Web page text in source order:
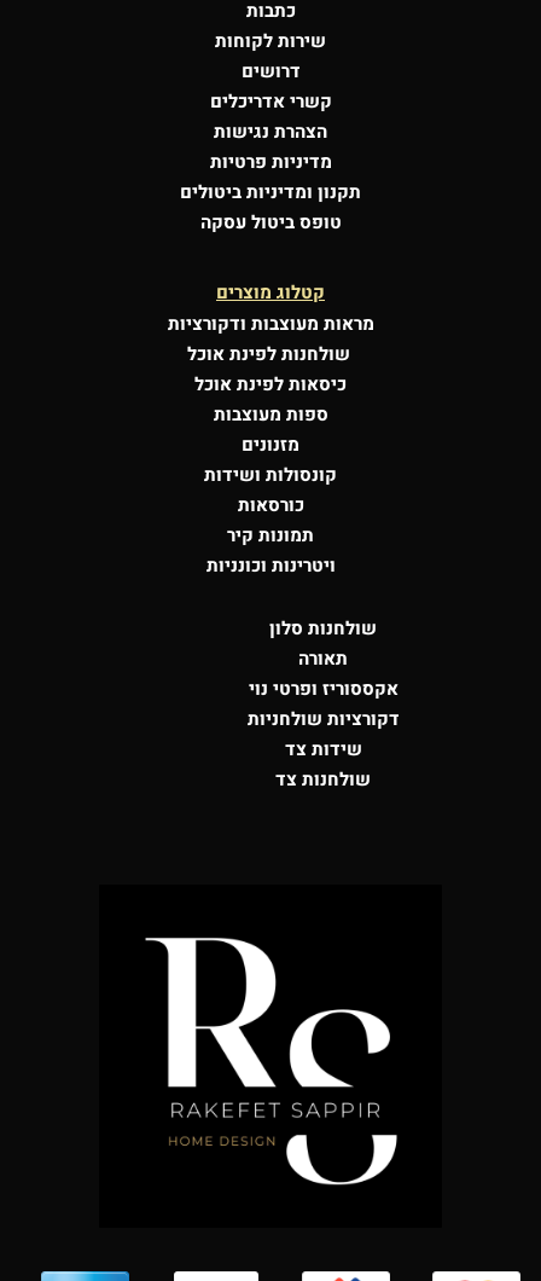
כתבות
שירות לקוחות
דרושים
קשרי אדריכלים
הצהרת נגישות
מדיניות פרטיות
תקנון ומדיניות ביטולים
טופס ביטול עסקה
קטלוג מוצרים
מראות מעוצבות ודקורציות
שולחנות לפינת אוכל
כיסאות לפינת אוכל
ספות מעוצבות
מזנונים
קונסולות ושידות
כורסאות
תמונות קיר
ויטרינות וכונניות
שולחנות סלון
תאורה
אקססוריז ופרטי נוי
דקורציות שולחניות
שידות צד
שולחנות צד